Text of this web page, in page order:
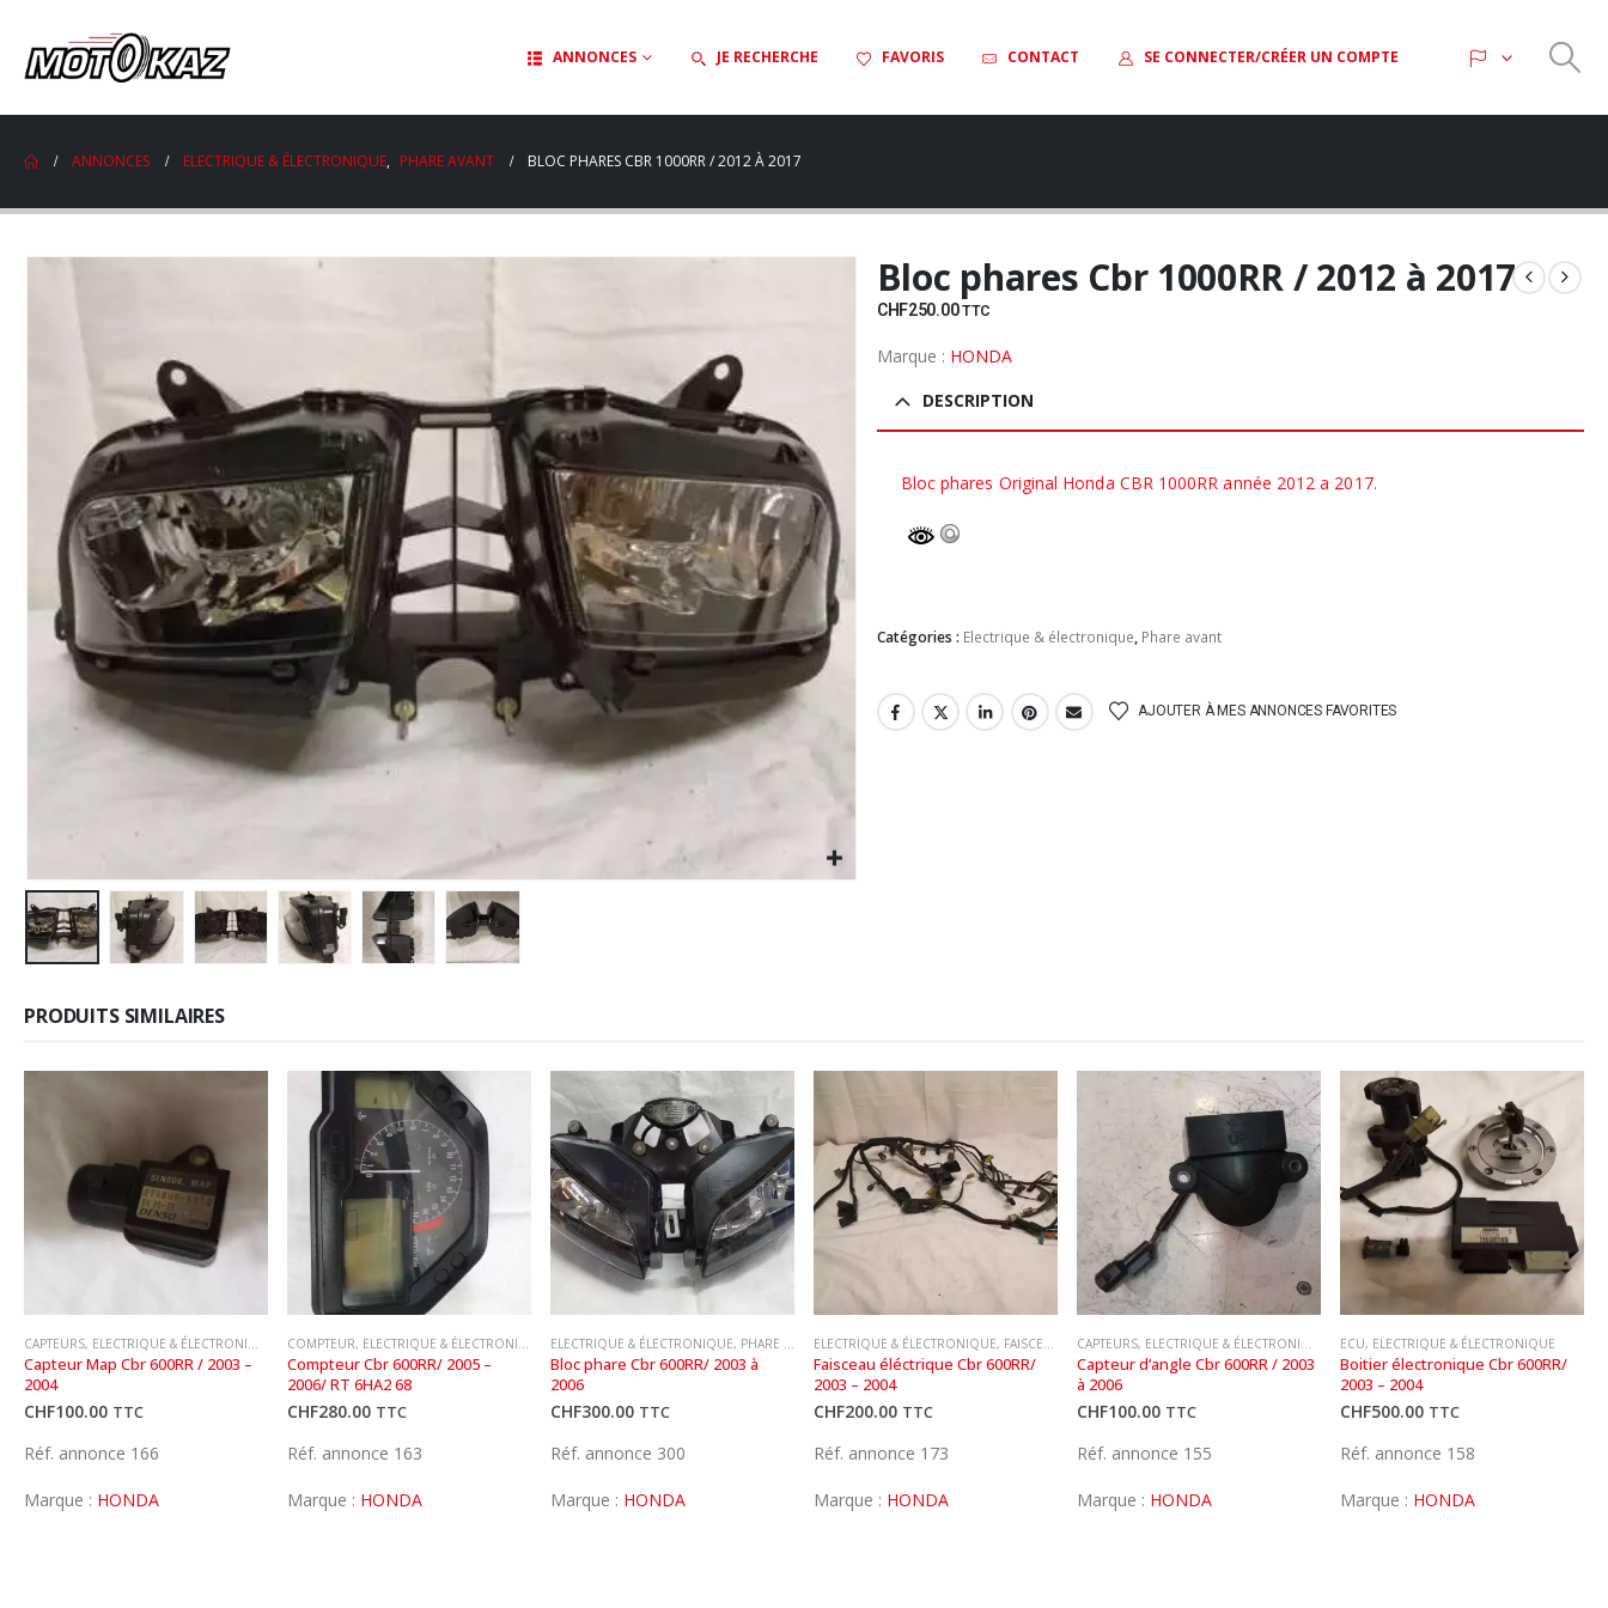
ANNONCES JE RECHERCHE FAVORIS CONTACT SE CONNECTER/CRÉER UN COMPTE
ANNONCES ELECTRIQUE & ÉLECTRONIQUE, PHARE AVANT BLOC PHARES CBR 1000RR / 2012 À 2017
Bloc phares Cbr 1000RR / 2012 à 2017
CHF250.00TTC
Marque : HONDA
DESCRIPTION
Bloc phares Original Honda CBR 1000RR année 2012 a 2017.
Catégories : Electrique & électronique, Phare avant
AJOUTER À MES ANNONCES FAVORITES
PRODUITS SIMILAIRES
CAPTEURS, ELECTRIQUE & ÉLECTRONIQUE
Capteur Map Cbr 600RR / 2003 –
2004
CHF100.00 TTC
Réf. annonce 166
Marque : HONDA
COMPTEUR, ELECTRIQUE & ÉLECTRONIQUE
Compteur Cbr 600RR/ 2005 –
2006/ RT 6HA2 68
CHF280.00 TTC
Réf. annonce 163
Marque : HONDA
ELECTRIQUE & ÉLECTRONIQUE, PHARE AVANT
Bloc phare Cbr 600RR/ 2003 à
2006
CHF300.00 TTC
Réf. annonce 300
Marque : HONDA
ELECTRIQUE & ÉLECTRONIQUE, FAISCEAU PRINCIPAL
Faisceau éléctrique Cbr 600RR/
2003 – 2004
CHF200.00 TTC
Réf. annonce 173
Marque : HONDA
CAPTEURS, ELECTRIQUE & ÉLECTRONIQUE
Capteur d’angle Cbr 600RR / 2003
à 2006
CHF100.00 TTC
Réf. annonce 155
Marque : HONDA
ECU, ELECTRIQUE & ÉLECTRONIQUE
Boitier électronique Cbr 600RR/
2003 – 2004
CHF500.00 TTC
Réf. annonce 158
Marque : HONDA